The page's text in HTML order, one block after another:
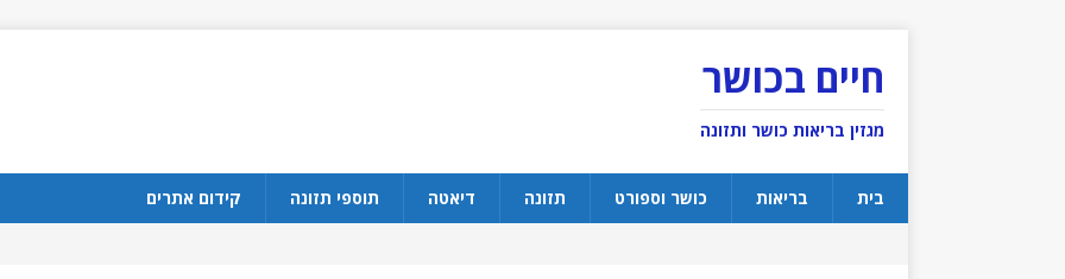
חיים בכושר
מגזין בריאות כושר ותזונה
בית בריאות כושר וספורט תזונה דיאטה תוספי תזונה קידום אתרים